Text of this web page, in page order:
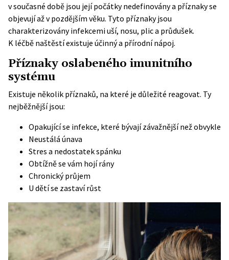
v současné době jsou její počátky nedefinovány a příznaky se
objevují až v pozdějším věku. Tyto příznaky jsou
charakterizovány infekcemi uší, nosu, plic a průdušek.
K léčbě naštěstí existuje účinný a přírodní nápoj.
Příznaky oslabeného imunitního
systému
Existuje několik příznaků, na které je důležité reagovat. Ty
nejběžnější jsou:
Opakující se infekce, které bývají závažnější než obvykle
Neustálá únava
Stres a nedostatek spánku
Obtížně se vám hojí rány
Chronický průjem
U dětí se zastaví růst